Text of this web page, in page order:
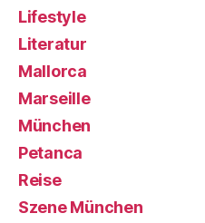
Lifestyle
Literatur
Mallorca
Marseille
München
Petanca
Reise
Szene München